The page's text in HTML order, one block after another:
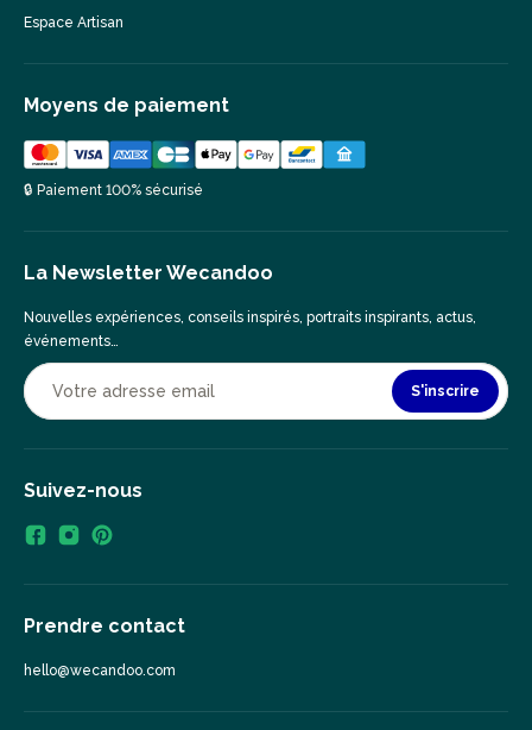
Espace Artisan
Moyens de paiement
🔒 Paiement 100% sécurisé
La Newsletter Wecandoo
Nouvelles expériences, conseils inspirés, portraits inspirants, actus,
événements…
S'inscrire
Suivez-nous
Prendre contact
hello@wecandoo.com